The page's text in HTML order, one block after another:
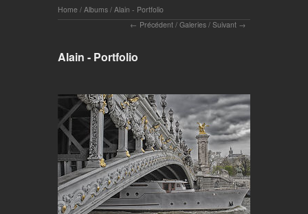
Home / Albums / Alain - Portfolio
Précédent / Galeries / Suivant
Alain - Portfolio